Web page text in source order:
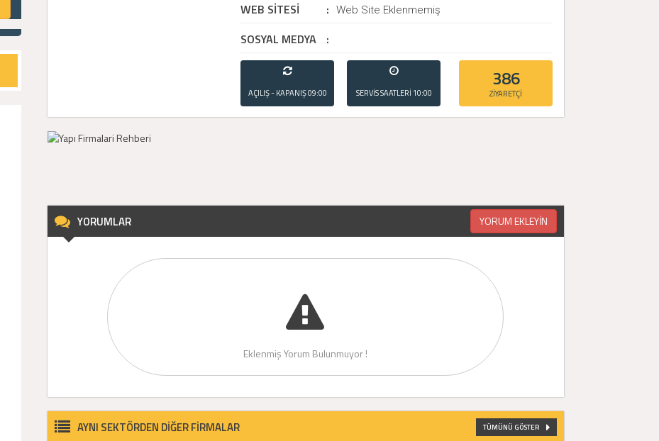
WEB SİTESİ : Web Site Eklenmemiş
SOSYAL MEDYA :
AÇILIŞ - KAPANIŞ09:00
- 21:00
SERVİS SAATLERİ 10:00
- 20:00
386
ZİYARETÇİ
YORUMLAR YORUM EKLEYİN
Eklenmiş Yorum Bulunmuyor !
AYNI SEKTÖRDEN DİĞER FİRMALAR TÜMÜNÜ GÖSTER